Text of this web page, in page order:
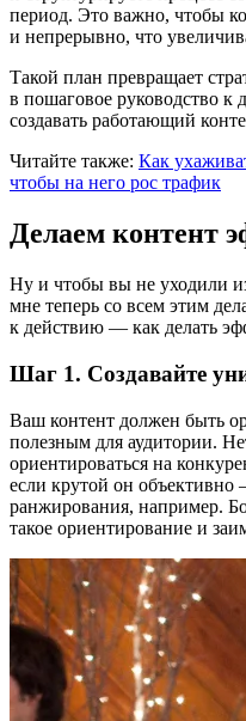
период. Это важно, чтобы
и непрерывно, что
Такой план превращает
в пошаговое руководство к
создавать работающий
Читайте также: Как
чтобы на него рос трафик
Делаем контент
Ну и чтобы вы не уходили
мне теперь со всем этим
к действию — как делать
Шаг 1. Создавайте
Ваш контент должен быть
полезным для аудитории.
ориентироваться на
если крутой он
ранжирования, например.
такое ориентирование и